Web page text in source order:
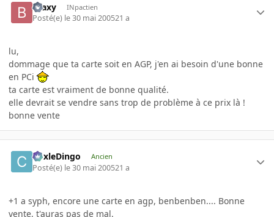
Braxy INpactien
Posté(e) le 30 mai 200521 a
lu,
dommage que ta carte soit en AGP, j'en ai besoin d'une bonne
en PCi
ta carte est vraiment de bonne qualité.
elle devrait se vendre sans trop de problème à ce prix là !
bonne vente
CoxleDingo Ancien
Posté(e) le 30 mai 200521 a
+1 a syph, encore une carte en agp, benbenben.... Bonne
vente, t'auras pas de mal.